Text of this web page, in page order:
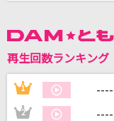
再生回数ランキング
1 ----
2 ----